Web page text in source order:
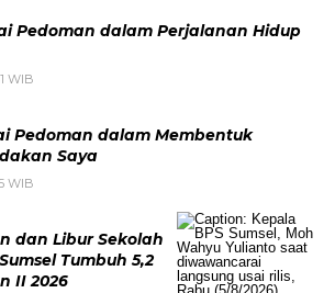
Pedoman dalam Perjalanan Hidup
WIB
Pedoman dalam Membentuk
Saya
WIB
dan Libur Sekolah
Tumbuh 5,2
II 2026